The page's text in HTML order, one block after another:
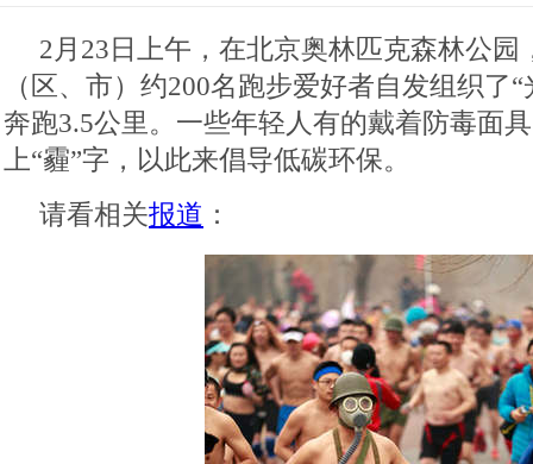
2月23日上午，在北京奥林匹克森林公园
（区、市）约200名跑步爱好者自发组织了
奔跑3.5公里。一些年轻人有的戴着防毒面
上“霾”字，以此来倡导低碳环保。
请看相关报道 ：